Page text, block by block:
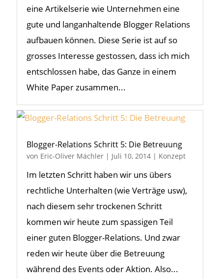
eine Artikelserie wie Unternehmen eine
gute und langanhaltende Blogger Relations
aufbauen können. Diese Serie ist auf so
grosses Interesse gestossen, dass ich mich
entschlossen habe, das Ganze in einem
White Paper zusammen...
Blogger-Relations Schritt 5: Die Betreuung
von Eric-Oliver Mächler| Juli 10, 2014| Konzept
Im letzten Schritt haben wir uns übers
rechtliche Unterhalten (wie Verträge usw),
nach diesem sehr trockenen Schritt
kommen wir heute zum spassigen Teil
einer guten Blogger-Relations. Und zwar
reden wir heute über die Betreuung
während des Events oder Aktion. Also...